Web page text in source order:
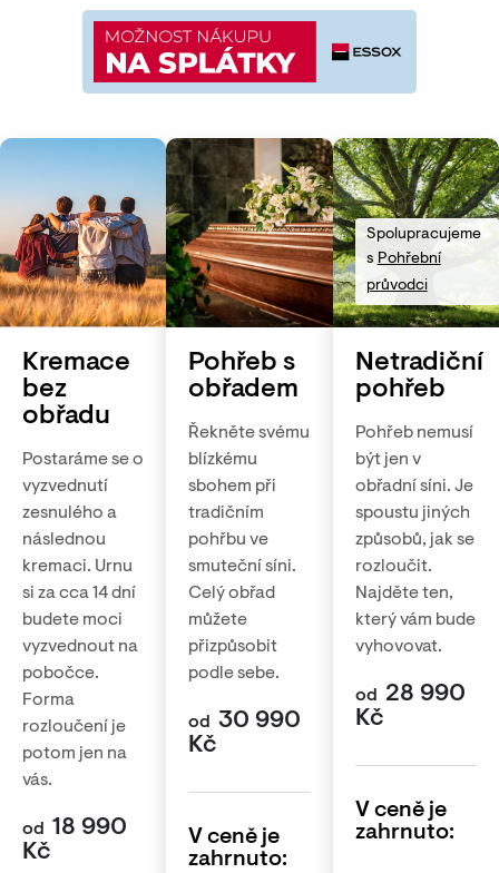
Kremace
bez
obřadu
Postaráme se o
vyzvednutí
zesnulého a
následnou
kremaci. Urnu
si za cca 14 dní
budete moci
vyzvednout na
pobočce.
Forma
rozloučení je
potom jen na
vás.
od 18 990
Kč
Pohřeb s
obřadem
Řekněte svému
blízkému
sbohem při
tradičním
pohřbu ve
smuteční síni.
Celý obřad
můžete
přizpůsobit
podle sebe.
od 30 990
Kč
V ceně je
zahrnuto:
Spolupracujeme
s Pohřební
průvodci
Netradiční
pohřeb
Pohřeb nemusí
být jen v
obřadní síni. Je
spoustu jiných
způsobů, jak se
rozloučit.
Najděte ten,
který vám bude
vyhovovat.
od 28 990
Kč
V ceně je
zahrnuto: